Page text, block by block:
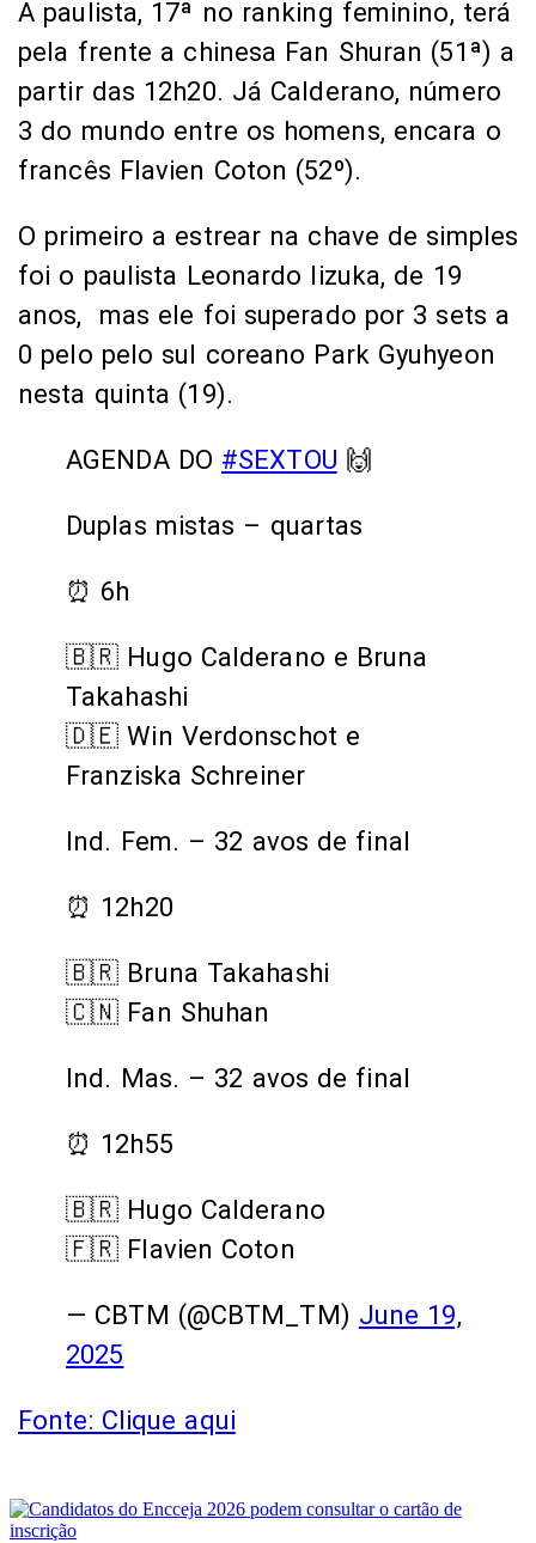
A paulista, 17ª no ranking feminino, terá
pela frente a chinesa Fan Shuran (51ª) a
partir das 12h20. Já Calderano, número
3 do mundo entre os homens, encara o
francês Flavien Coton (52º).
O primeiro a estrear na chave de simples
foi o paulista Leonardo Iizuka, de 19
anos, mas ele foi superado por 3 sets a
0 pelo pelo sul coreano Park Gyuhyeon
nesta quinta (19).
AGENDA DO #SEXTOU 🙌
Duplas mistas – quartas
⏰ 6h
🇧🇷 Hugo Calderano e Bruna
Takahashi
🇩🇪 Win Verdonschot e
Franziska Schreiner
Ind. Fem. – 32 avos de final
⏰ 12h20
🇧🇷 Bruna Takahashi
🇨🇳 Fan Shuhan
Ind. Mas. – 32 avos de final
⏰ 12h55
🇧🇷 Hugo Calderano
🇫🇷 Flavien Coton
— CBTM (@CBTM_TM) June 19,
2025
Fonte: Clique aqui